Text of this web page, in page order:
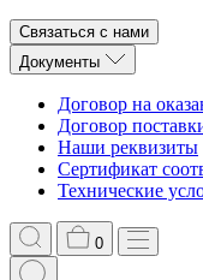
Связаться с нами
Документы
Договор на
Договор
Наши реквизиты
Сертификат
Технические
0